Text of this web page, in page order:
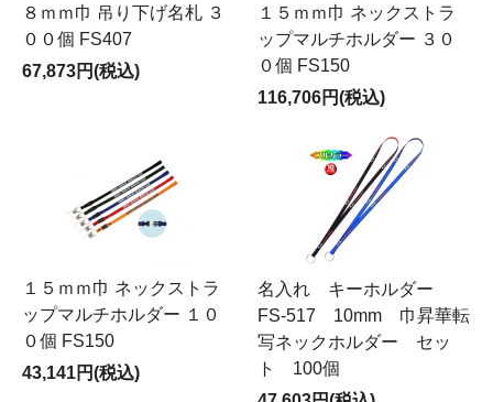
８ｍｍ巾 吊り下げ名札 ３
００個 FS407
67,873円(税込)
１５ｍｍ巾 ネックストラ
ップマルチホルダー ３０
０個 FS150
116,706円(税込)
１５ｍｍ巾 ネックストラ
ップマルチホルダー １０
０個 FS150
43,141円(税込)
名入れ キーホルダー
FS-517 10mm 巾昇華転
写ネックホルダー セッ
ト 100個